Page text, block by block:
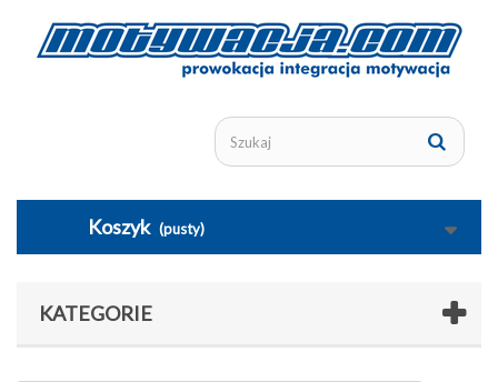
Koszyk (pusty)
KATEGORIE